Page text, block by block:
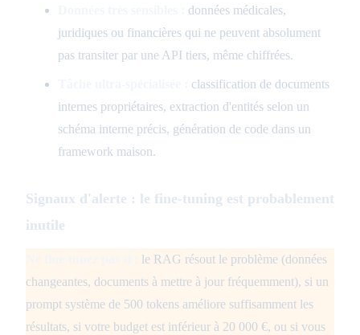
données médicales,
juridiques ou financières qui ne peuvent absolument
pas transiter par une API tiers, même chiffrées.
classification de documents
internes propriétaires, extraction d'entités selon un
schéma interne précis, génération de code dans un
framework maison.
Signaux d'alerte : le fine-tuning est probablement
inutile
le RAG résout le problème (données
changeantes, documents à mettre à jour fréquemment), si un
prompt système de 500 tokens améliore suffisamment les
résultats, si votre budget est inférieur à 20 000 €, ou si vous